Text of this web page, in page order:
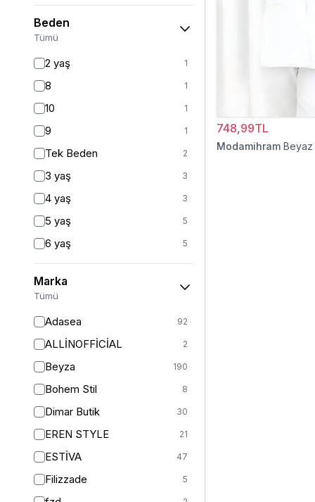
Geniş Paça 41
Palazzo 27
Kargo
Beden
Tümü
2 yaş 1
8 1
10 1
9 1
Tek Beden 2
3 yaş 3
4 yaş 3
5 yaş 5
6 yaş 5
6-7 yaş 1
7 yaş 23
Marka
Tümü
Adasea 92
ALLİNOFFİCİAL 2
Beyza 190
Bohem Stil 8
Dimar Butik 30
EREN STYLE 21
ESTİVA 47
Filizzade 5
748,99TL
Modamihram